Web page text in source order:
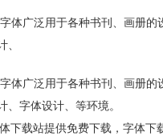
广泛用于各种书刊、画册
广泛用于各种书刊、画册
字体设计、等环境。
载站提供免费下载，字体下